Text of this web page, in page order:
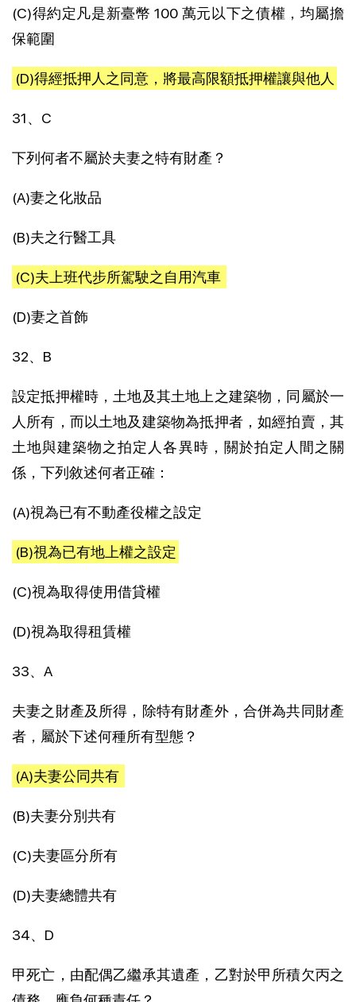
(C)得約定凡是新臺幣 100 萬元以下之債權，均屬擔
保範圍
(D)得經抵押人之同意，將最高限額抵押權讓與他人
31、C
下列何者不屬於夫妻之特有財產？
(A)妻之化妝品
(B)夫之行醫工具
(C)夫上班代步所駕駛之自用汽車
(D)妻之首飾
32、B
設定抵押權時，土地及其土地上之建築物，同屬於一
人所有，而以土地及建築物為抵押者，如經拍賣，其
土地與建築物之拍定人各異時，關於拍定人間之關
係，下列敘述何者正確：
(A)視為已有不動產役權之設定
(B)視為已有地上權之設定
(C)視為取得使用借貸權
(D)視為取得租賃權
33、A
夫妻之財產及所得，除特有財產外，合併為共同財產
者，屬於下述何種所有型態？
(A)夫妻公同共有
(B)夫妻分別共有
(C)夫妻區分所有
(D)夫妻總體共有
34、D
甲死亡，由配偶乙繼承其遺產，乙對於甲所積欠丙之